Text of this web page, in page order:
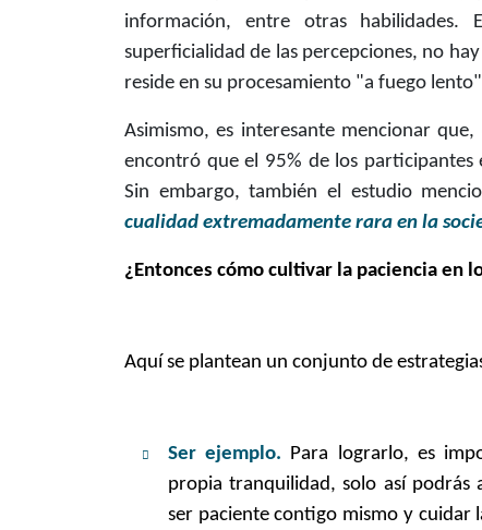
información, entre otras
superficialidad de las percepciones, no
reside en su procesamiento "a fuego
Asimismo, es interesante mencionar
encontró que el 95% de los
Sin embargo, también el estudio
cualidad extremadamente rara en la
¿Entonces cómo cultivar la paciencia en
Aquí se plantean un conjunto de
Ser ejemplo. Para lograrlo, es
propia tranquilidad, solo así podrás
ser paciente contigo mismo y cuidar